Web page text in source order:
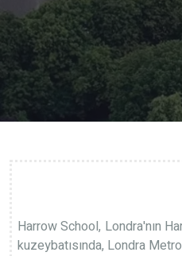
Harrow School, Londra'nın
kuzeybatısında, Londra